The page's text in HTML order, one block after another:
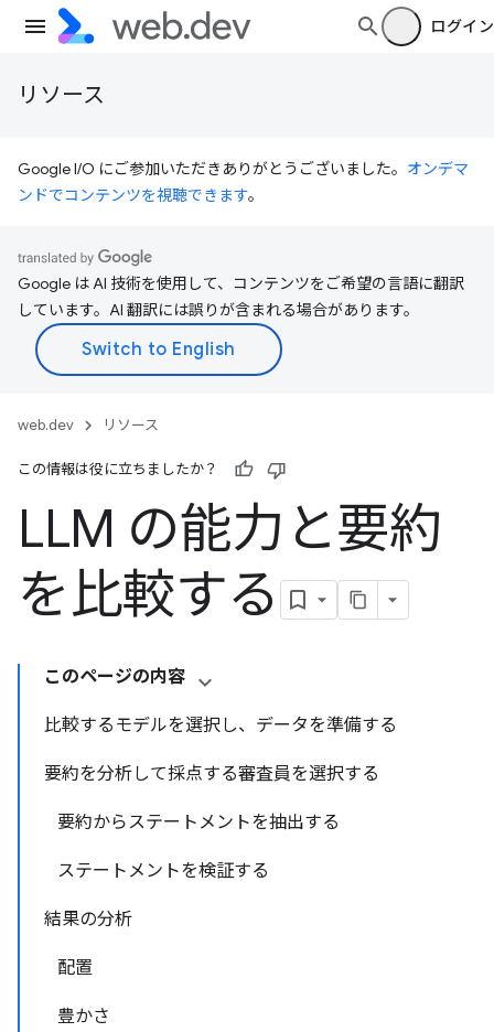
ログイン
リソース
Google I/O にご参加いただきありがとうございました。 オンデマ
ンドでコンテンツを視聴できます。
Google は AI 技術を使用して、コンテンツをご希望の言語に翻訳
しています。AI 翻訳には誤りが含まれる場合があります。
web.dev リソース
この情報は役に立ちましたか？
LLM の能力と要約
を比較する
このページの内容
比較するモデルを選択し、データを準備する
要約を分析して採点する審査員を選択する
要約からステートメントを抽出する
ステートメントを検証する
結果の分析
配置
豊かさ